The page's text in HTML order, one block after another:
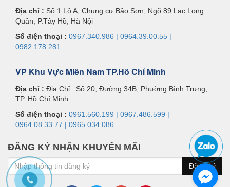
Địa chỉ : Số 1 Lô A, Chung cư Bảo Sơn, Ngõ 89 Lạc Long
Quân, P.Tây Hồ, Hà Nội
Số điện thoại : 0967.340.986 | 0964.39.00.55 |
0982.178.281
VP Khu Vực Miền Nam TP.Hồ Chí Minh
Địa chỉ : Địa Chỉ : Số 20, Đường 34B, Phường Bình Trưng,
TP. Hồ Chí Minh
Số điện thoại : 0961.560.199 | 0967.486.599 |
0964.08.33.77 | 0965.034.086
ĐĂNG KÝ NHẬN KHUYẾN MÃI